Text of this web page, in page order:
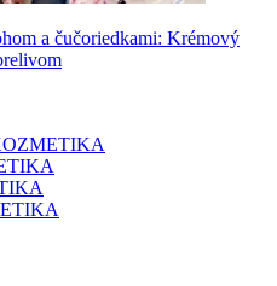
a čučoriedkami: Krémový